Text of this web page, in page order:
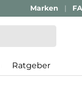
Marken
Ratgeber